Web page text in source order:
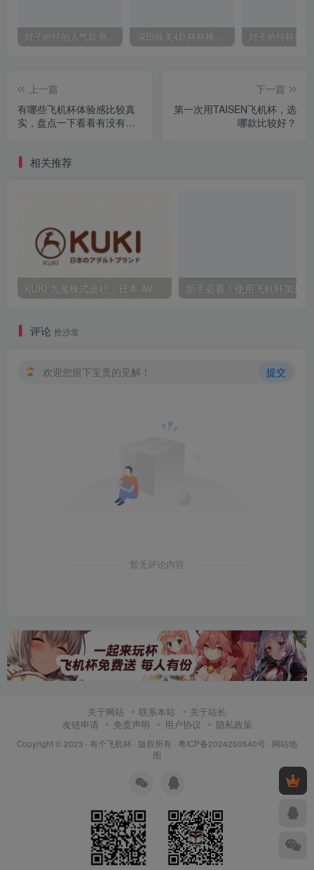
对子哈特的人气款测评，推荐！ 深田咏美4款杯杯横向对比评测
上一篇
有哪些飞机杯体验感比较真
实，盘点一下看看有没有你
下一篇
第一次用TAISEN飞机杯，选
哪款比较好？
相关推荐
KUKI 九鬼株式会社：日本 AV40 年发展史，从ビニ本到数字点播全见证
评论 抢沙发
欢迎您留下宝贵的见解！ 提交
暂无评论内容
关于网站 联系本站
关于站长
友链申请
免责声明 用户协议 隐私政策
Copyright © 2023 · 有个飞机杯 · 版权所有 · 粤ICP备2024250540号 · 网站地
图